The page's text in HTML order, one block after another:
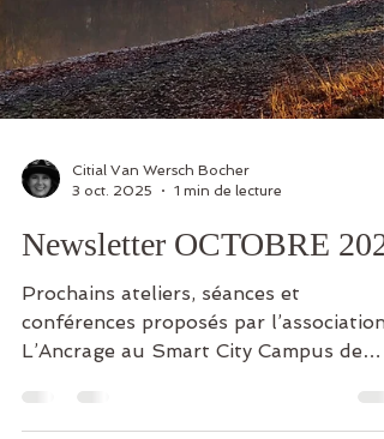
Citial Van Wersch Bocher
3 oct. 2025
1 min de lecture
Newsletter OCTOBRE